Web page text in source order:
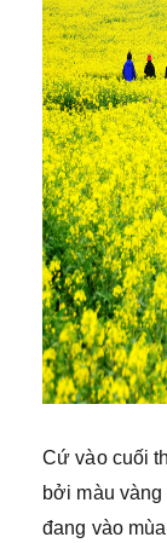
Cứ vào cuối
bởi màu
đang vào